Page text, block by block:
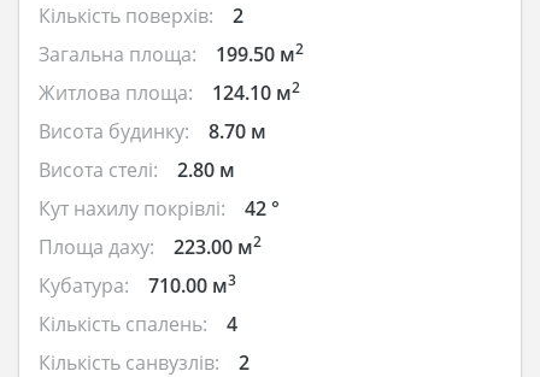
Кількість поверхів:
2
Загальна площа:
199.50 м2
Житлова площа: 124.10 м2
Висота будинку:
8.70 м
Висота стелі:
2.80 м
Кут нахилу покрівлі:
42 °
Площа даху:
223.00 м2
Кубатура: 710.00 м3
Кількість спалень:
4
Кількість санвузлів:
2